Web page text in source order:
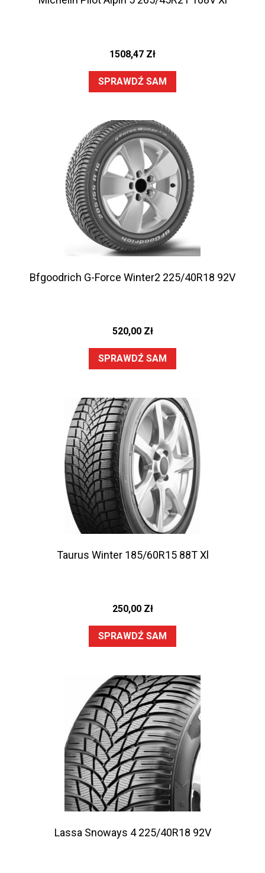
1508,47 Zł
SPRAWDŹ SAM
Bfgoodrich G-Force Winter2 225/40R18 92V
520,00 Zł
SPRAWDŹ SAM
Taurus Winter 185/60R15 88T Xl
250,00 Zł
SPRAWDŹ SAM
Lassa Snoways 4 225/40R18 92V